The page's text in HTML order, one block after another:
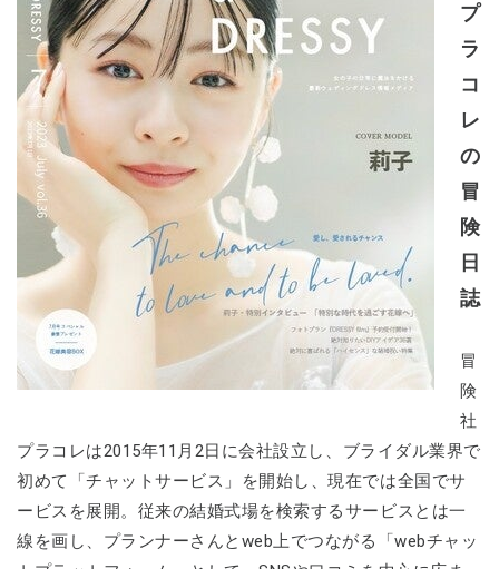
プ
ラ
コ
レ
の
冒
険
日
誌
冒
険
社
プラコレは2015年11月2日に会社設立し、ブライダル業界で
初めて「チャットサービス」を開始し、現在では全国でサ
ービスを展開。従来の結婚式場を検索するサービスとは一
線を画し、プランナーさんとweb上でつながる「webチャッ